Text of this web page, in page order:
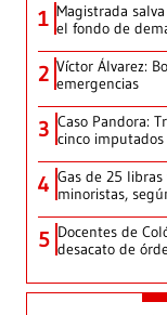
1 Magistrada
el fondo de
2 Víctor Álvarez:
emergencias
3 Caso Pandora:
cinco
4 Gas de 25
minoristas,
5 Docentes de
desacato de